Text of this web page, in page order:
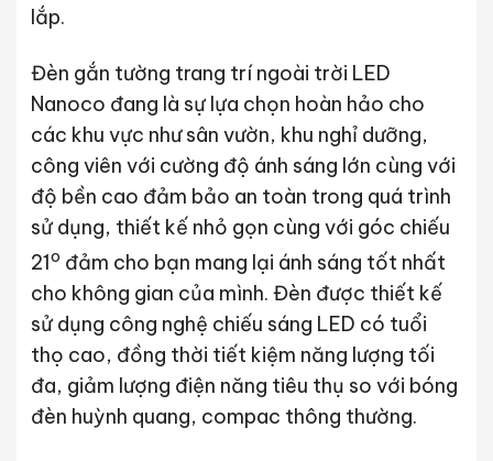
lắp.
Đèn gắn tường trang trí ngoài trời LED
Nanoco đang là sự lựa chọn hoàn hảo cho
các khu vực như sân vườn, khu nghỉ dưỡng,
công viên với cường độ ánh sáng lớn cùng với
độ bền cao đảm bảo an toàn trong quá trình
sử dụng, thiết kế nhỏ gọn cùng với góc chiếu
21o đảm cho bạn mang lại ánh sáng tốt nhất
cho không gian của mình. Đèn được thiết kế
sử dụng công nghệ chiếu sáng LED có tuổi
thọ cao, đồng thời tiết kiệm năng lượng tối
đa, giảm lượng điện năng tiêu thụ so với bóng
đèn huỳnh quang, compac thông thường.